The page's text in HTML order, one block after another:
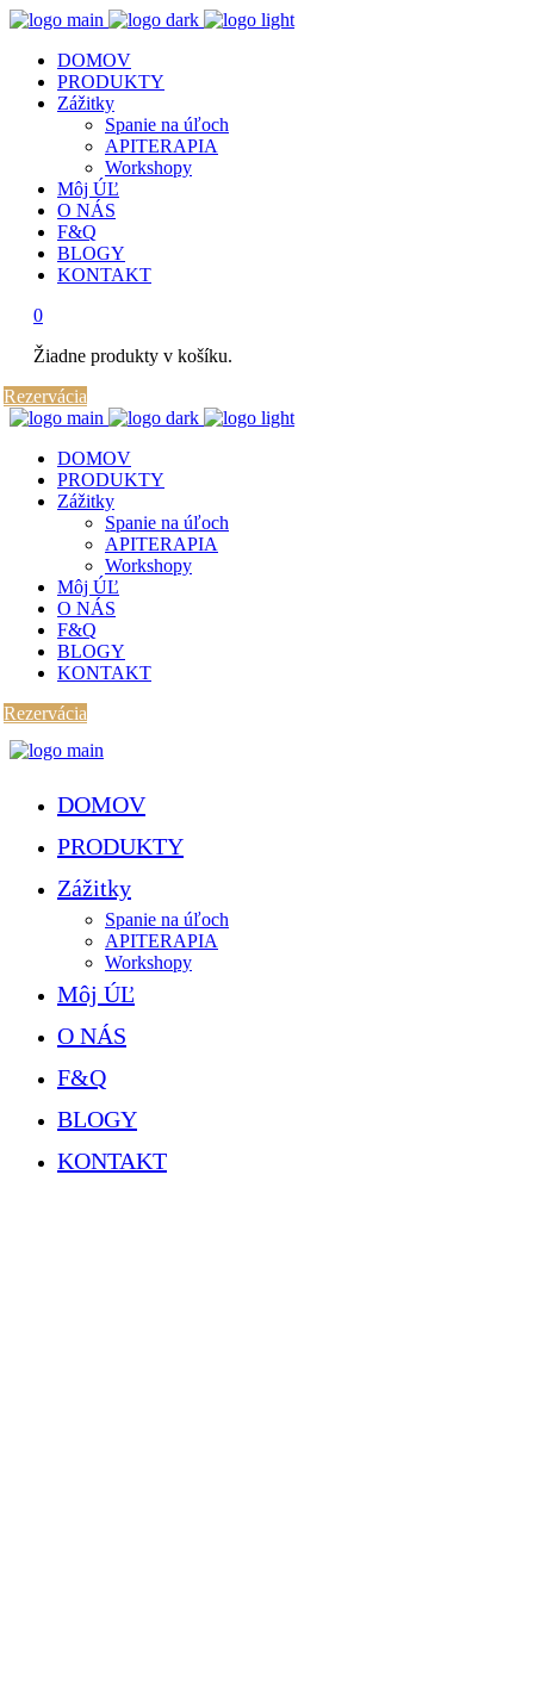
DOMOV
PRODUKTY
Zážitky
Spanie na úľoch
APITERAPIA
Workshopy
Môj ÚĽ
O NÁS
F&Q
BLOGY
KONTAKT
0
Žiadne produkty v košíku.
Rezervácia
DOMOV
PRODUKTY
Zážitky
Spanie na úľoch
APITERAPIA
Workshopy
Môj ÚĽ
O NÁS
F&Q
BLOGY
KONTAKT
Rezervácia
DOMOV
PRODUKTY
Zážitky
Spanie na úľoch
APITERAPIA
Workshopy
Môj ÚĽ
O NÁS
F&Q
BLOGY
KONTAKT